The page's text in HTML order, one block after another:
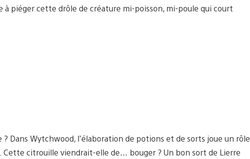
à piéger cette drôle de créature mi-poisson, mi-poule qui court
Dans Wytchwood, l’élaboration de potions et de sorts joue un rôle
Cette citrouille viendrait-elle de… bouger ? Un bon sort de Lierre